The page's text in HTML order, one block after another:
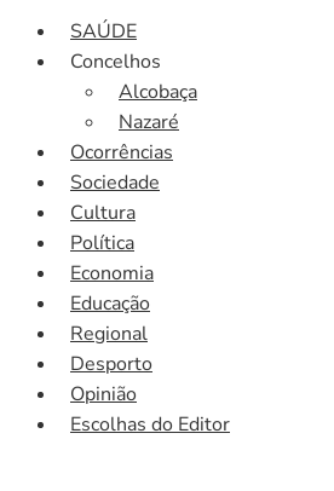
SAÚDE
Concelhos
Alcobaça
Nazaré
Ocorrências
Sociedade
Cultura
Política
Economia
Educação
Regional
Desporto
Opinião
Escolhas do Editor